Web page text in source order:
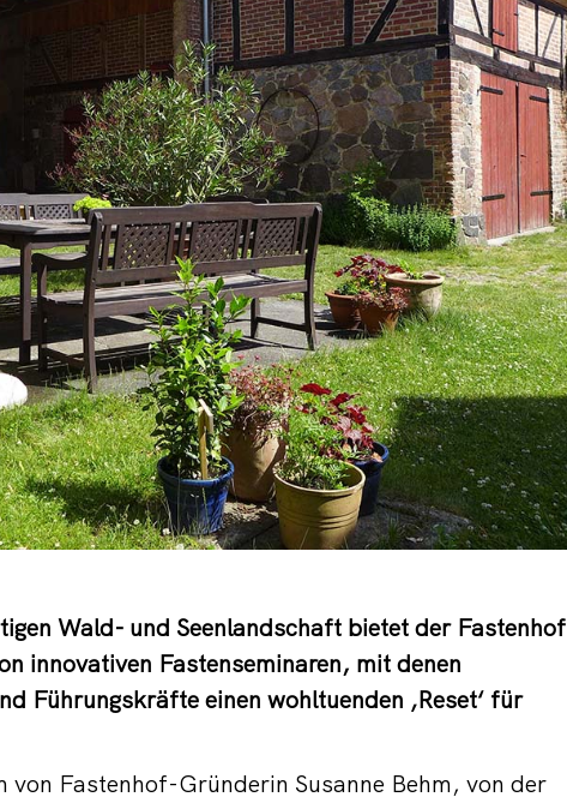
Wald- und Seenlandschaft bietet der Fastenhof
innovativen Fastenseminaren, mit denen
Führungskräfte einen wohltuenden ‚Reset‘ für
von Fastenhof-Gründerin Susanne Behm, von der